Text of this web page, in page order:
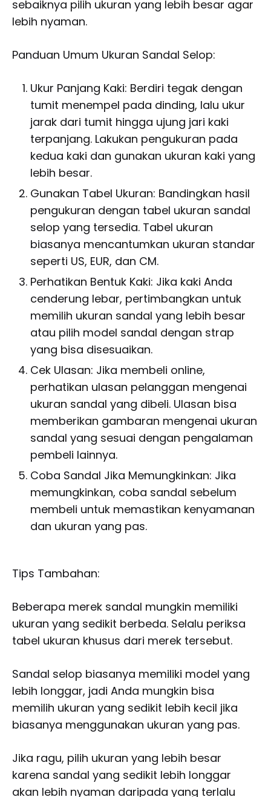
sebaiknya pilih ukuran yang lebih besar agar
lebih nyaman.
Panduan Umum Ukuran Sandal Selop:
Ukur Panjang Kaki: Berdiri tegak dengan
tumit menempel pada dinding, lalu ukur
jarak dari tumit hingga ujung jari kaki
terpanjang. Lakukan pengukuran pada
kedua kaki dan gunakan ukuran kaki yang
lebih besar.
Gunakan Tabel Ukuran: Bandingkan hasil
pengukuran dengan tabel ukuran sandal
selop yang tersedia. Tabel ukuran
biasanya mencantumkan ukuran standar
seperti US, EUR, dan CM.
Perhatikan Bentuk Kaki: Jika kaki Anda
cenderung lebar, pertimbangkan untuk
memilih ukuran sandal yang lebih besar
atau pilih model sandal dengan strap
yang bisa disesuaikan.
Cek Ulasan: Jika membeli online,
perhatikan ulasan pelanggan mengenai
ukuran sandal yang dibeli. Ulasan bisa
memberikan gambaran mengenai ukuran
sandal yang sesuai dengan pengalaman
pembeli lainnya.
Coba Sandal Jika Memungkinkan: Jika
memungkinkan, coba sandal sebelum
membeli untuk memastikan kenyamanan
dan ukuran yang pas.
Tips Tambahan:
Beberapa merek sandal mungkin memiliki
ukuran yang sedikit berbeda. Selalu periksa
tabel ukuran khusus dari merek tersebut.
Sandal selop biasanya memiliki model yang
lebih longgar, jadi Anda mungkin bisa
memilih ukuran yang sedikit lebih kecil jika
biasanya menggunakan ukuran yang pas.
Jika ragu, pilih ukuran yang lebih besar
karena sandal yang sedikit lebih longgar
akan lebih nyaman daripada yang terlalu